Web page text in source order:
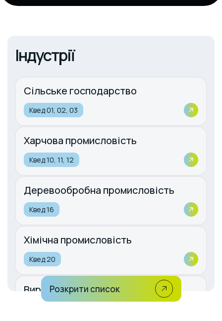
Індустрії
Сільське господарство
Квед 01, 02, 03
Харчова промисловість
Квед 10, 11, 12
Деревообробна промисловість
Квед 16
Хімічна промисловість
Квед 20
Виробництво гумових та
пластмасових виробів
Розкрити список